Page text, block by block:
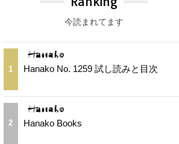
今読まれてます
1 Hanako No. 1259 試し読みと目次
2 Hanako Books